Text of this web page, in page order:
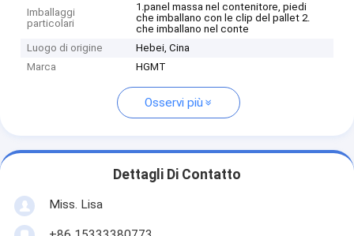
Imballaggi
particolari
1.panel massa nel contenitore, piedi
che imballano con le clip del pallet 2.
che imballano nel conte
Luogo di origine
Hebei, Cina
Marca
HGMT
Osservi più
Dettagli Di Contatto
Miss. Lisa